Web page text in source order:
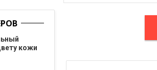
кожи